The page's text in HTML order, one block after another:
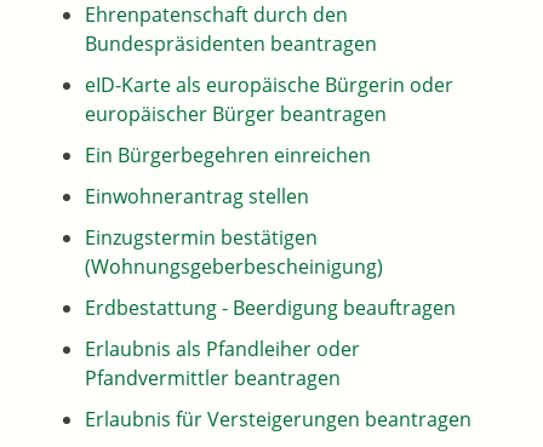
Ehrenpatenschaft durch den
Bundespräsidenten beantragen
eID-Karte als europäische Bürgerin oder
europäischer Bürger beantragen
Ein Bürgerbegehren einreichen
Einwohnerantrag stellen
Einzugstermin bestätigen
(Wohnungsgeberbescheinigung)
Erdbestattung - Beerdigung beauftragen
Erlaubnis als Pfandleiher oder
Pfandvermittler beantragen
Erlaubnis für Versteigerungen beantragen